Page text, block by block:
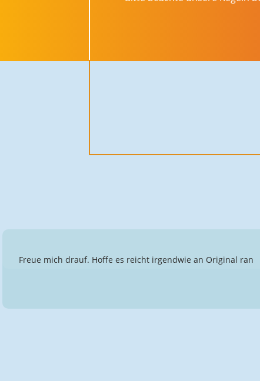
Freue mich drauf. Hoffe es reicht irgendwie an Original ran